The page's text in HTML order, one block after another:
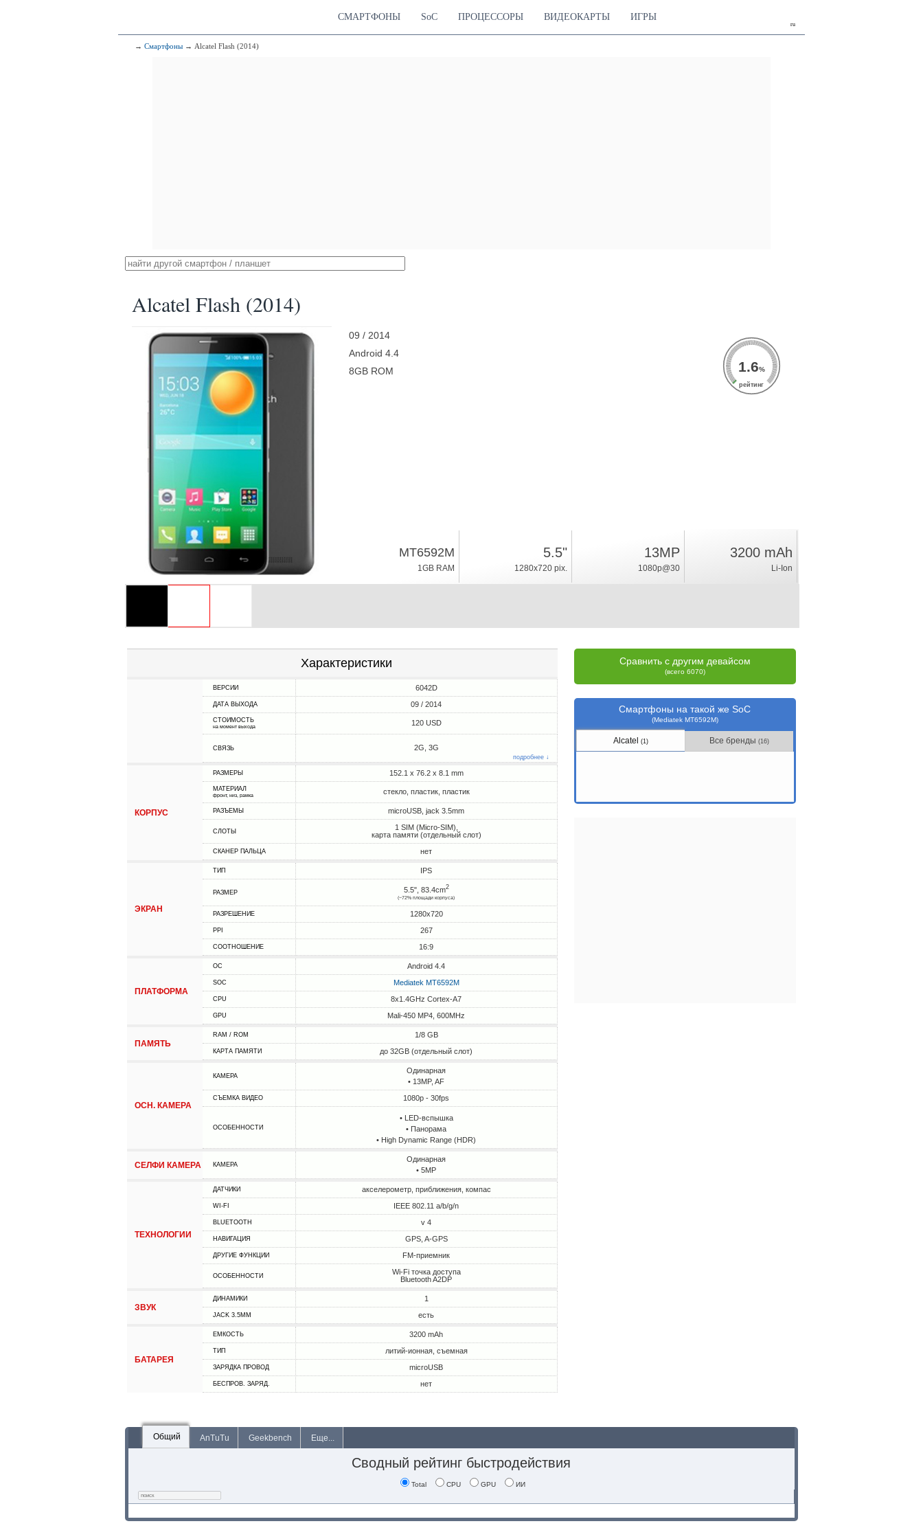
ru
СМАРТФОНЫ SoC ПРОЦЕССОРЫ ВИДЕОКАРТЫ ИГРЫ
→ Смартфоны → Alcatel Flash (2014)
Alcatel Flash (2014)
09 / 2014
Android 4.4
8GB ROM
1.6%
рейтинг
MT6592M
1GB RAM
5.5"
1280x720 pix.
13MP
1080p@30
3200 mAh
Li-Ion
Характеристики
ВЕРСИИ 6042D
ДАТА ВЫХОДА 09 / 2014
СТОИМОСТЬ
на момент выхода 120 USD
СВЯЗЬ 2G, 3G
подробнее ↓
КОРПУС
РАЗМЕРЫ 152.1 x 76.2 x 8.1 mm
МАТЕРИАЛ
фронт, низ, рамка стекло, пластик, пластик
РАЗЪЕМЫ microUSB, jack 3.5mm
СЛОТЫ
1 SIM (Micro-SIM),
карта памяти (отдельный слот)
СКАНЕР ПАЛЬЦА нет
ЭКРАН
ТИП IPS
РАЗМЕР 5.5", 83.4cm2
(~72% площади корпуса)
РАЗРЕШЕНИЕ 1280x720
PPI 267
СООТНОШЕНИЕ 16:9
ПЛАТФОРМА
ОС Android 4.4
SOC Mediatek MT6592M
CPU 8x1.4GHz Cortex-A7
GPU Mali-450 MP4, 600MHz
ПАМЯТЬ
RAM / ROM 1/8 GB
КАРТА ПАМЯТИ до 32GB (отдельный слот)
ОСН. КАМЕРА
КАМЕРА
Одинарная
• 13MP, AF
СЪЕМКА ВИДЕО 1080p - 30fps
ОСОБЕННОСТИ
• LED-вспышка
• Панорама
• High Dynamic Range (HDR)
СЕЛФИ КАМЕРА КАМЕРА
Одинарная
• 5MP
ТЕХНОЛОГИИ
ДАТЧИКИ акселерометр, приближения, компас
WI-FI IEEE 802.11 a/b/g/n
BLUETOOTH v 4
НАВИГАЦИЯ GPS, A-GPS
ДРУГИЕ ФУНКЦИИ FM-приемник
ОСОБЕННОСТИ
Wi-Fi точка доступа
Bluetooth A2DP
ЗВУК
ДИНАМИКИ 1
JACK 3.5MM есть
БАТАРЕЯ
ЕМКОСТЬ 3200 mAh
ТИП литий-ионная, съемная
ЗАРЯДКА ПРОВОД microUSB
БЕСПРОВ. ЗАРЯД. нет
Сравнить с другим девайсом
(всего 6070)
Смартфоны на такой же SoC
(Mediatek MT6592M)
Alcatel (1) Все бренды (16)
Общий AnTuTu Geekbench Еще...
Сводный рейтинг быстродействия
Total CPU GPU ИИ